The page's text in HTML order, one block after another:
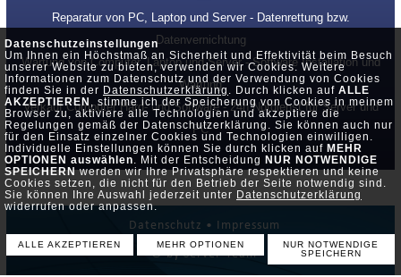
Datenschutzeinstellungen
Um Ihnen ein Höchstmaß an Sicherheit und Effektivität beim Besuch
unserer Website zu bieten, verwenden wir Cookies. Weitere
Informationen zum Datenschutz und der Verwendung von Cookies
finden Sie in der Datenschutzerklärung . Durch klicken auf ALLE
AKZEPTIEREN , stimme ich der Speicherung von Cookies in meinem
Browser zu, aktiviere alle Technologien und akzeptiere die
Regelungen gemäß der Datenschutzerklärung. Sie können auch nur
für den Einsatz einzelner Cookies und Technologien einwilligen.
Individuelle Einstellungen können Sie durch klicken auf MEHR
OPTIONEN auswählen. Mit der Entscheidung NUR NOTWENDIGE
SPEICHERNwerden wir Ihre Privatsphäre respektieren und keine
Cookies setzen, die nicht für den Betrieb der Seite notwendig sind.
Sie können Ihre Auswahl jederzeit unter Datenschutzerklärung
widerrufen oder anpassen.
ALLE AKZEPTIEREN MEHR OPTIONEN
NUR NOTWENDIGE
SPEICHERN
Reparatur von PC, Laptop und Server - Datenrettung bzw.
Datenvernichtung
Wartung von Computer, Laptop und Server - Software Installation und
Wartung
Verkauf Computer Hard- und Software - 24h Notdienst für Server und
PC
Datenschutz • Impressum
© by Server-Team